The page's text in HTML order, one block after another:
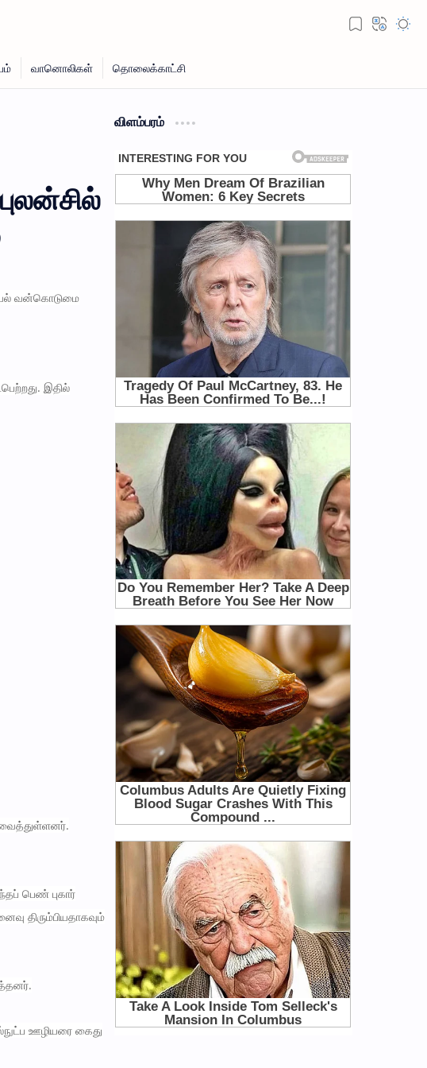
வன்கொடுமை
இதில்
பெண் புகார்
திரும்பியதாகவும்
ஊழியரை கைது
விளம்பரம்